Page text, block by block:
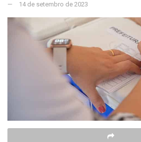
14 de setembro de 2023